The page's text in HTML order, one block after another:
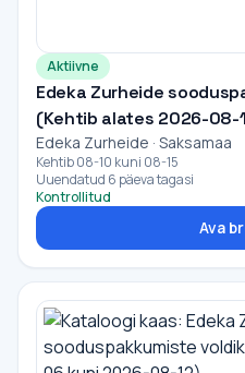
Aktiivne
Edeka Zurheide
(Kehtib alates 2026-08-
Edeka Zurheide · Saksamaa
Kehtib 08-10 kuni 08-15
Uuendatud 6 päeva tagasi
Kontrollitud
Ava